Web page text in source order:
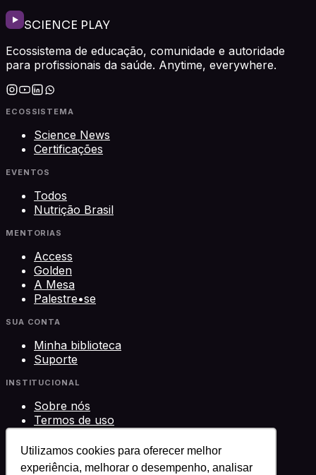
Utilizamos cookies para oferecer melhor
experiência, melhorar o desempenho, analisar
SCIENCE PLAY
Ecossistema de educação, comunidade e autoridade
para profissionais da saúde. Anytime, everywhere.
ECOSSISTEMA
Science News
Certificações
EVENTOS
Todos
Nutrição Brasil
MENTORIAS
Access
Golden
A Mesa
Palestre•se
SUA CONTA
Minha biblioteca
Suporte
INSTITUCIONAL
Sobre nós
Termos de uso
Privacidade
Contato